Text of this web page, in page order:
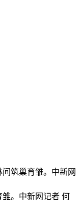
。中新网记者 何